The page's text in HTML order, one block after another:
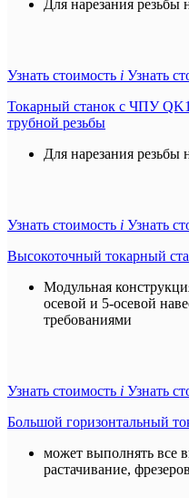
Для нарезания резьбы
Узнать стоимость i Узнать
Токарный станок с ЧПУ
трубной резьбы
Для нарезания резьбы
Узнать стоимость i Узнать
Высокоточный токарный
Модульная
осевой и 5-осевой
требованиями
Узнать стоимость i Узнать
Большой горизонтальный
может выполнять все
растачивание,